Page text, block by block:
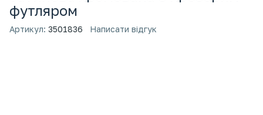
футляром
Артикул: 3501836 Написати відгук